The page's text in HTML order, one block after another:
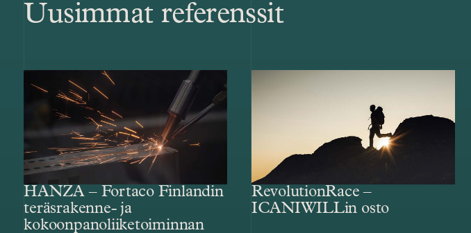
Uusimmat referenssit
HANZA – Fortaco Finlandin
teräsrakenne- ja
kokoonpanoliiketoiminnan
RevolutionRace –
ICANIWILLin osto